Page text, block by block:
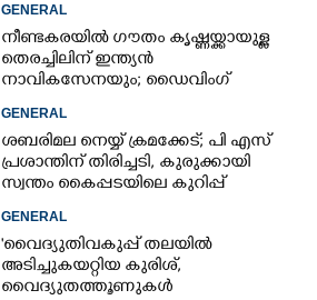
GENERAL
നീണ്ടകരയിൽ ഗൗതം കൃഷ്ണയ്ക്കായുള്ള
തെരച്ചിലിന് ഇന്ത്യൻ
നാവികസേനയും; ഡൈവിംഗ്
GENERAL
ശബരിമല നെയ്യ് ക്രമക്കേട്; പി എസ്
പ്രശാന്തിന് തിരിച്ചടി, കുരുക്കായി
സ്വന്തം കൈപ്പടയിലെ കുറിപ്പ്
GENERAL
'വൈദ്യുതിവകുപ്പ് തലയിൽ
അടിച്ചുകയറ്റിയ കുരിശ്‌,
വൈദ്യുതത്തൂണുകൾ